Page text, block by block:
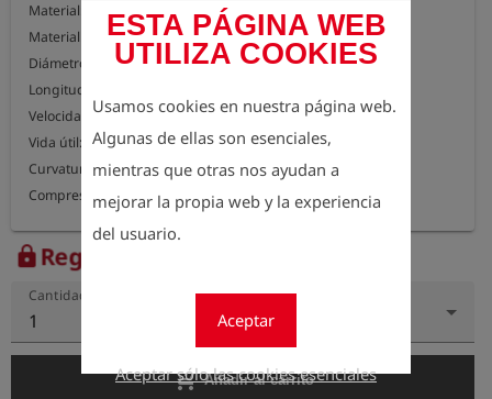
ESTA PÁGINA WEB
UTILIZA COOKIES
Usamos cookies en nuestra página web.
Algunas de ellas son esenciales,
mientras que otras nos ayudan a
mejorar la propia web y la experiencia
del usuario.
Aceptar
Aceptar sólo las cookies esenciales
Material: espuma de poliéter
Material placa base: PUR
Diámetro: 190 mm
Longitud: 300 mm
Velocidad de desplazamiento: 1-4 m/s
Vida útil: aprox. 45 km
Curvatura de tubo mínima: 1.5D
Compresibilidad máxima: 50%
lockRegístrese para ver el precio
Cantidad
1
add_shopping_cart Añadir al carrito